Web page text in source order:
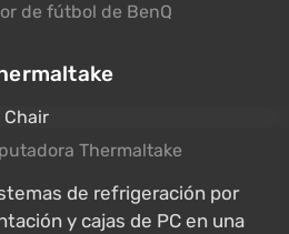
de fútbol de BenQ
Thermaltake
de refrigeración por
y cajas de PC en una